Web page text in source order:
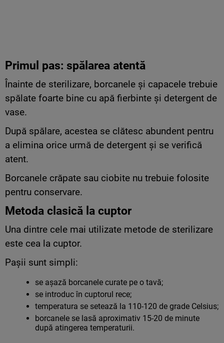
Primul pas: spălarea atentă
Înainte de sterilizare, borcanele și capacele trebuie
spălate foarte bine cu apă fierbinte și detergent de
vase.
După spălare, acestea se clătesc abundent pentru
a elimina orice urmă de detergent și se verifică
atent.
Borcanele crăpate sau ciobite nu trebuie folosite
pentru conservare.
Metoda clasică la cuptor
Una dintre cele mai utilizate metode de sterilizare
este cea la cuptor.
Pașii sunt simpli:
se așază borcanele curate pe o tavă;
se introduc în cuptorul rece;
temperatura se setează la 110-120 de grade Celsius;
borcanele se lasă aproximativ 15-20 de minute
după atingerea temperaturii.